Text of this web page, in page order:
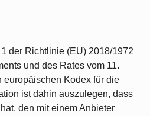
der Richtlinie (EU) 2018/1972
und des Rates vom 11.
europäischen Kodex für die
ist dahin auszulegen, dass
den mit einem Anbieter